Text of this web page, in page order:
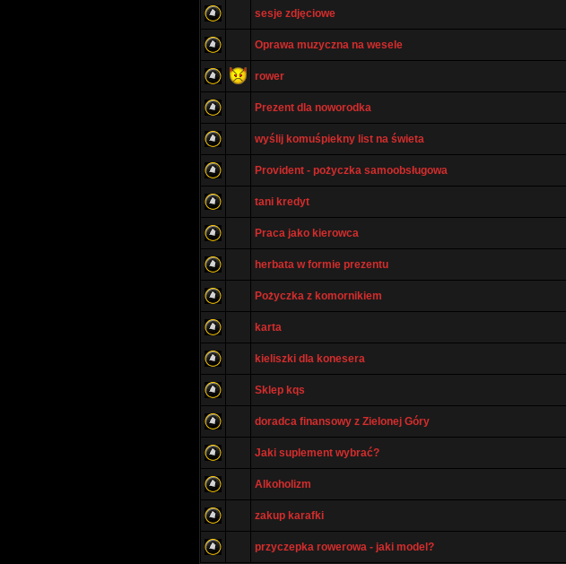
sesje zdjęciowe
Oprawa muzyczna na wesele
rower
Prezent dla noworodka
wyślij komuśpiekny list na świeta
Provident - pożyczka samoobsługowa
tani kredyt
Praca jako kierowca
herbata w formie prezentu
Pożyczka z komornikiem
karta
kieliszki dla konesera
Sklep kqs
doradca finansowy z Zielonej Góry
Jaki suplement wybrać?
Alkoholizm
zakup karafki
przyczepka rowerowa - jaki model?